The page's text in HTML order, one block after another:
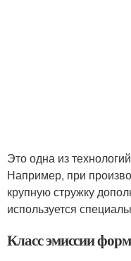
Это одна из
Например, при
крупную стружку
используется
Класс эмиссии